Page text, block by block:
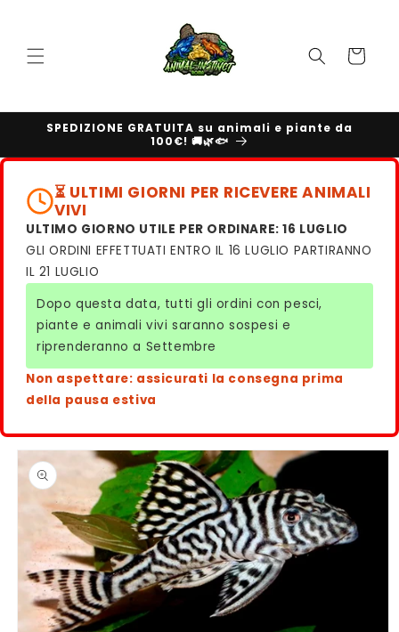
Carrello
SPEDIZIONE GRATUITA su animali e piante da
100€! 🚚🌿🐟
⏳ ULTIMI GIORNI PER RICEVERE ANIMALI
VIVI
ULTIMO GIORNO UTILE PER ORDINARE: 16 LUGLIO
GLI ORDINI EFFETTUATI ENTRO IL 16 LUGLIO PARTIRANNO
IL 21 LUGLIO
Dopo questa data, tutti gli ordini con pesci,
piante e animali vivi saranno sospesi e
riprenderanno a Settembre
Non aspettare: assicurati la consegna prima
della pausa estiva
Passa alle
informazioni
sul
prodotto